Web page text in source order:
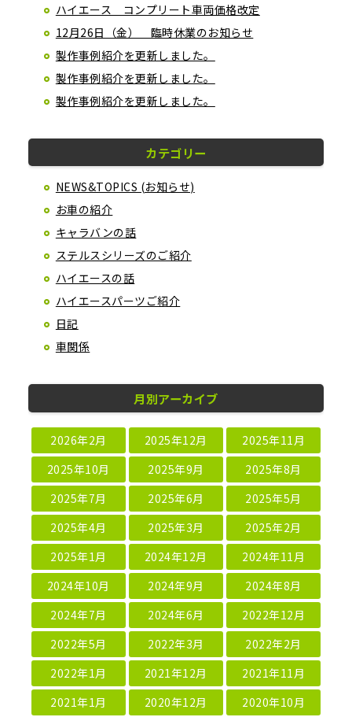
ハイエース コンプリート車両価格改定
12月26日（金） 臨時休業のお知らせ
製作事例紹介を更新しました。
製作事例紹介を更新しました。
製作事例紹介を更新しました。
カテゴリー
NEWS&TOPICS (お知らせ)
お車の紹介
キャラバンの話
ステルスシリーズのご紹介
ハイエースの話
ハイエースパーツご紹介
日記
車関係
月別アーカイブ
2026年2月 2025年12月
2025年11月
2025年10月
2025年9月
2025年8月
2025年7月
2025年6月
2025年5月
2025年4月
2025年3月
2025年2月
2025年1月
2024年12月
2024年11月
2024年10月
2024年9月
2024年8月
2024年7月
2024年6月
2022年12月
2022年5月
2022年3月
2022年2月
2022年1月
2021年12月
2021年11月
2021年1月
2020年12月
2020年10月